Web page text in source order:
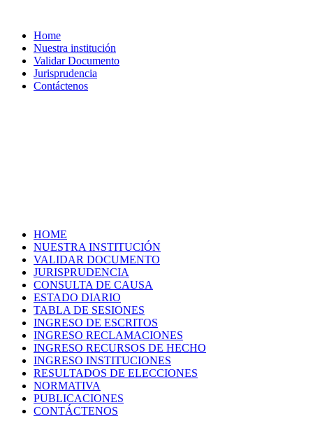
Home
Nuestra institución
Validar Documento
Jurisprudencia
Contáctenos
HOME
NUESTRA INSTITUCIÓN
VALIDAR DOCUMENTO
JURISPRUDENCIA
CONSULTA DE CAUSA
ESTADO DIARIO
TABLA DE SESIONES
INGRESO DE ESCRITOS
INGRESO RECLAMACIONES
INGRESO RECURSOS DE HECHO
INGRESO INSTITUCIONES
RESULTADOS DE ELECCIONES
NORMATIVA
PUBLICACIONES
CONTÁCTENOS